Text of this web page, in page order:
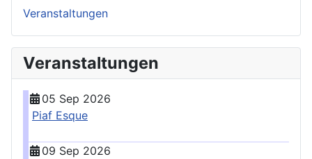
Veranstaltungen
Veranstaltungen
05 Sep 2026
Piaf Esque
09 Sep 2026